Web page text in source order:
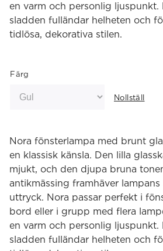
en varm och personlig ljuspunkt.
sladden fulländar helheten och
tidlösa, dekorativa stilen.
Färg
Nollställ
Nora fönsterlampa med brunt
en klassisk känsla. Den lilla
mjukt, och den djupa bruna
antikmässing framhäver lampans
uttryck. Nora passar perfekt i
bord eller i grupp med flera
en varm och personlig ljuspunkt.
sladden fulländar helheten och